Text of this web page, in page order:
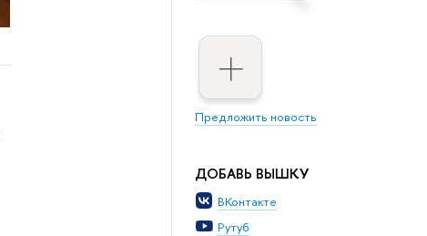
Предложить новость
ДОБАВЬ ВЫШКУ
ВКонтакте
Рутуб